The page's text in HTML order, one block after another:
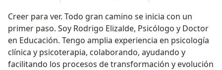
Creer para ver. Todo gran camino se inicia con un
primer paso. Soy Rodrigo Elizalde, Psicólogo y Doctor
en Educación. Tengo amplia experiencia en psicología
clínica y psicoterapia, colaborando, ayudando y
facilitando los procesos de transformación y evolución